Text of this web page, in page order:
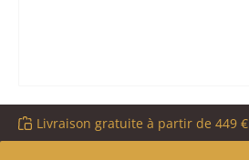
Livraison gratuite à partir de 449 €